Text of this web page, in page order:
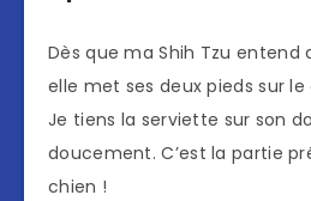
Dès que ma Shih Tzu entend
elle met ses deux pieds sur
Je tiens la serviette sur son
doucement. C’est la partie
chien !